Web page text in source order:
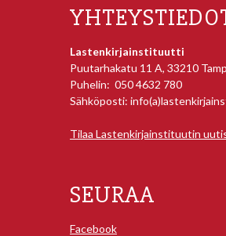
Lastenkirjainstituutti
Puutarhakatu 11 A, 33210
Puhelin: 050 4632 780
Sähköposti:
Tilaa Lastenkirjainstituutin
SEURAA
Facebook